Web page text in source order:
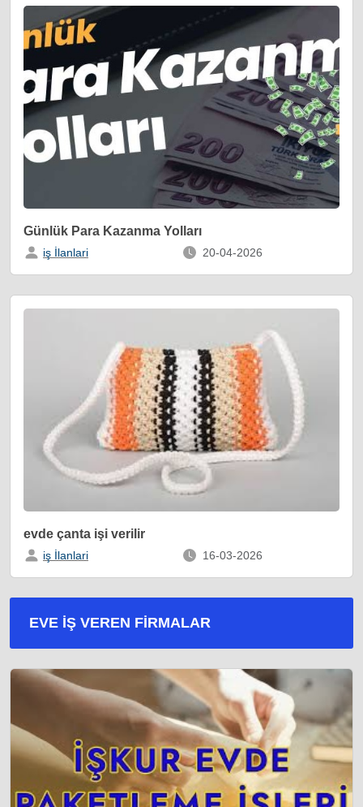
Günlük Para Kazanma Yolları
iş İlanlari 20-04-2026
evde çanta işi verilir
iş İlanlari 16-03-2026
EVE İŞ VEREN FIRMALAR